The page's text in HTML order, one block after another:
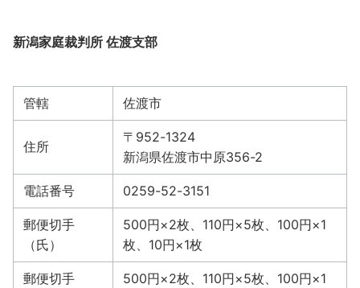
新潟家庭裁判所 佐渡支部
管轄 佐渡市
住所
〒952-1324
新潟県佐渡市中原356-2
電話番号 0259-52-3151
郵便切手
（氏）
500円×2枚、110円×5枚、100円×1
枚、10円×1枚
郵便切手
500円×2枚、110円×5枚、100円×1